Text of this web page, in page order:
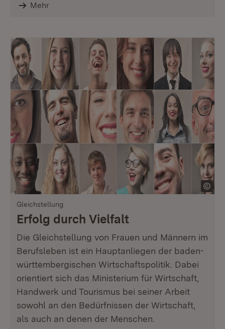
Mehr
Gleichstellung
Erfolg durch Vielfalt
Die Gleichstellung von Frauen und Männern im
Berufsleben ist ein Hauptanliegen der baden-
württembergischen Wirtschaftspolitik. Dabei
orientiert sich das Ministerium für Wirtschaft,
Handwerk und Tourismus bei seiner Arbeit
sowohl an den Bedürfnissen der Wirtschaft,
als auch an denen der Menschen.